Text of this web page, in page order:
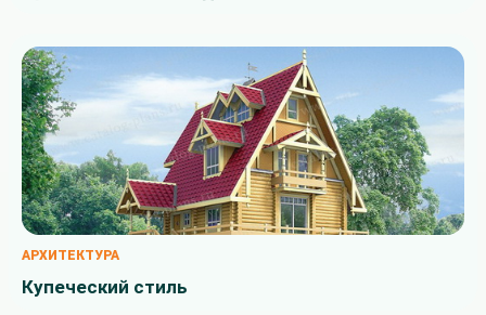
АРХИТЕКТУРА
Купеческий стиль